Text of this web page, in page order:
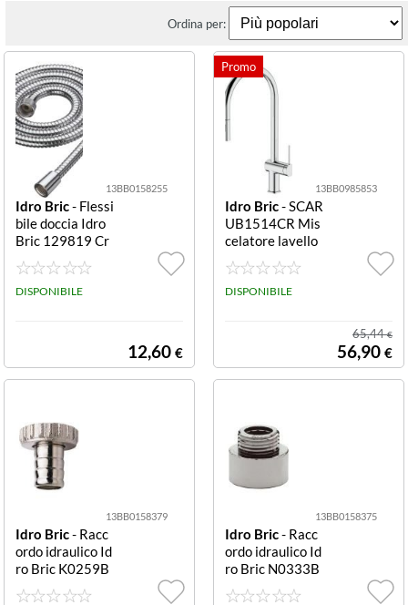
Ordina per:
13BB0158255
Idro Bric- Flessi
bile doccia Idro
Bric 129819 Cr
omo
DISPONIBILE
12,60 €
13BB0985853
Idro Bric- SCAR
UB1514CR Mis
celatore lavello
Vermont Aquas
anit Cromo Misc
elatore lavello I
DISPONIBILE
65,44€
56,90 €
13BB0158379
Idro Bric- Racc
ordo idraulico Id
ro Bric K0259B
Cromo
13BB0158375
Idro Bric- Racc
ordo idraulico Id
ro Bric N0333B
Cromo